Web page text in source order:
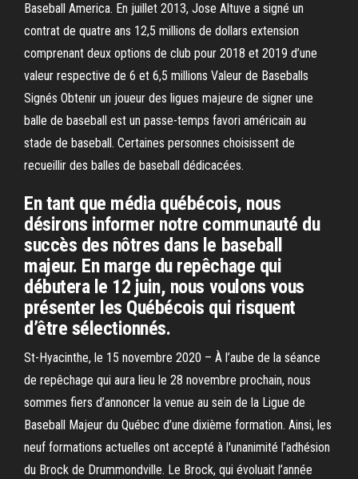
Baseball America. En juillet 2013, Jose Altuve a signé un
contrat de quatre ans 12,5 millions de dollars extension
comprenant deux options de club pour 2018 et 2019 d’une
valeur respective de 6 et 6,5 millions Valeur de Baseballs
Signés Obtenir un joueur des ligues majeure de signer une
balle de baseball est un passe-temps favori américain au
stade de baseball. Certaines personnes choisissent de
recueillir des balles de baseball dédicacées.
En tant que média québécois, nous
désirons informer notre communauté du
succès des nôtres dans le baseball
majeur. En marge du repêchage qui
débutera le 12 juin, nous voulons vous
présenter les Québécois qui risquent
d’être sélectionnés.
St-Hyacinthe, le 15 novembre 2020 – À l’aube de la séance
de repêchage qui aura lieu le 28 novembre prochain, nous
sommes fiers d’annoncer la venue au sein de la Ligue de
Baseball Majeur du Québec d’une dixième formation. Ainsi, les
neuf formations actuelles ont accepté à l'unanimité l’adhésion
du Brock de Drummondville. Le Brock, qui évoluait l’année